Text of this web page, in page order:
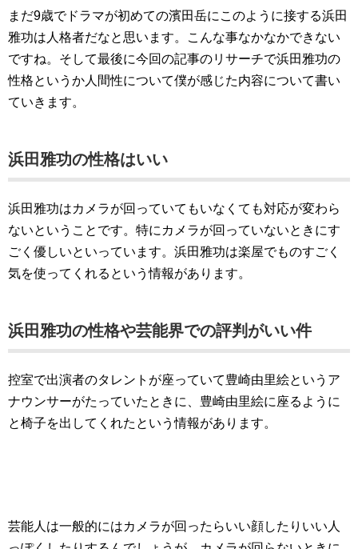
まだ9歳でドラマが初めての濱田岳にこのように接する浜田
雅功は人格者だなと思います。こんな事なかなかできない
ですね。そして最後に今回の記事のリサーチで浜田雅功の
性格というか人間性について僕が感じた内容について書い
ていきます。
浜田雅功の性格はいい
浜田雅功はカメラが回っていてもいなくても対応が変わら
ないということです。特にカメラが回っていないときにす
ごく優しいといっています。浜田雅功は楽屋でものすごく
気を使ってくれるという情報があります。
浜田雅功の性格や芸能界での評判がいい件
控室で出演者のタレントが座っていて豊崎由里絵というア
ナウンサーがたっていたときに、豊崎由里絵に座るように
と椅子を出してくれたという情報があります。
芸能人は一般的にはカメラが回ったらいい顔したりいい人